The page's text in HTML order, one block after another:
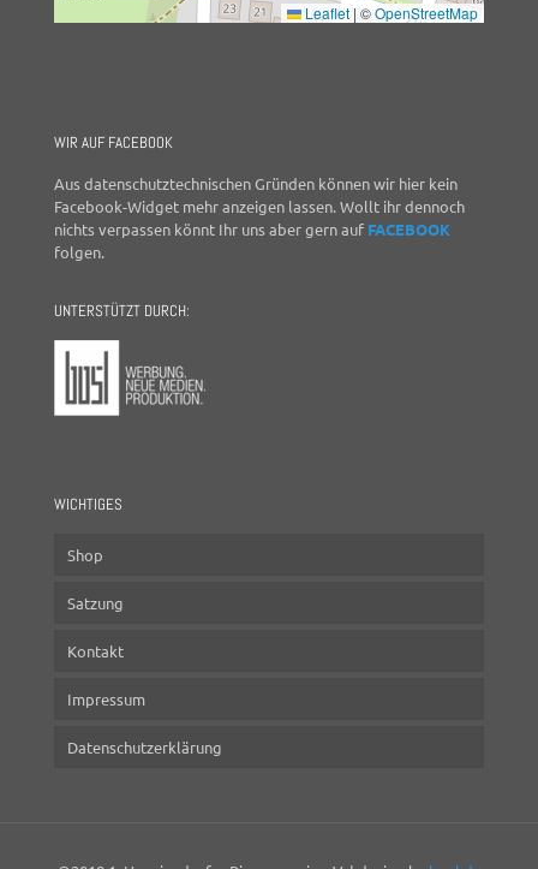
Leaflet | ©OpenStreetMap
WIR AUF FACEBOOK
Aus datenschutztechnischen Gründen können wir hier kein
Facebook-Widget mehr anzeigen lassen. Wollt ihr dennoch
nichts verpassen könnt Ihr uns aber gern auf FACEBOOK
folgen.
UNTERSTÜTZT DURCH:
WICHTIGES
Shop
Satzung
Kontakt
Impressum
Datenschutzerklärung